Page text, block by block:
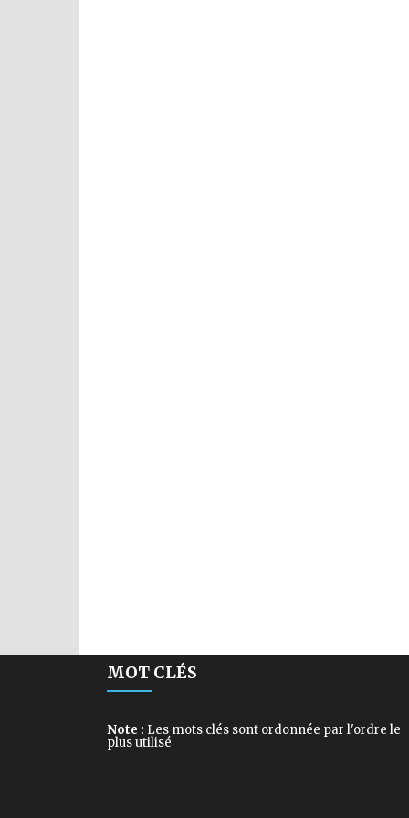
MOT CLÉS
Note : Les mots clés sont ordonnée par l'ordre le
plus utilisé